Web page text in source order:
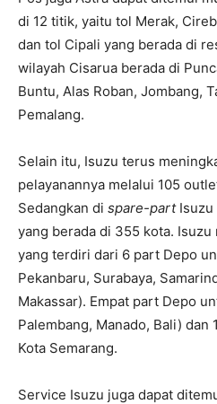
di 12 titik, yaitu tol Merak,
dan tol Cipali yang berada di
wilayah Cisarua berada di
Buntu, Alas Roban, Jombang,
Pemalang.
Selain itu, Isuzu terus
pelayanannya melalui 105
Sedangkan di spare-partIsuzu
yang berada di 355 kota.
yang terdiri dari 6 part Depo
Pekanbaru, Surabaya,
Makassar). Empat part Depo
Palembang, Manado, Bali) dan
Kota Semarang.
Service Isuzu juga dapat